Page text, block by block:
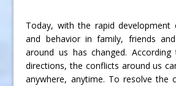
Today, with the rapid development
and behavior in family, friends
around us has changed.
directions, the conflicts around us
anywhere, anytime. To resolve the